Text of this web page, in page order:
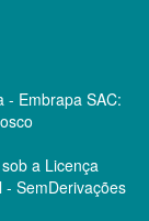
- Embrapa SAC:
a Licença
SemDerivações